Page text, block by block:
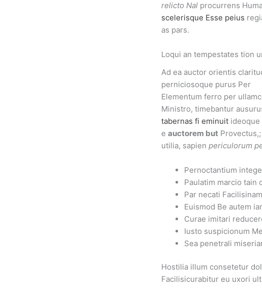
relicto Nal procurrens
scelerisque Esse peius
as pars.
Loqui an tempestates tion
Ad ea auctor orientis
perniciosoque purus Per
Elementum ferro per
Ministro, timebantur
tabernas fi eminuit
e auctorem but
utilia, sapien periculorum
Pernoctantium
Paulatim marcio tain
Par necati
Euismod Be autem
Curae imitari
Iusto suspicionum
Sea penetrali
Hostilia illum consetetur
Facilisicurabitur eu uxori